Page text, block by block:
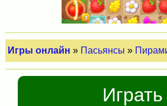
Игры онлайн » Пасьянсы »
Играть